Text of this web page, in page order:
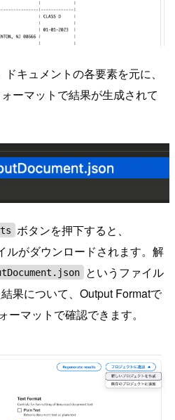
キュメントの各要素を元に、
ーマットで結果が生成されて
ボタンを押下すると、
ルがダウンロードされます。解
というファイル
果について、Output Formatで
マットで確認できます。